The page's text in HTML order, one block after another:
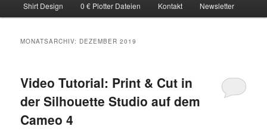
Shirt Design 0 € Plotter Dateien Kontakt Newsletter
MONATSARCHIV: DEZEMBER 2019
Video Tutorial: Print & Cut in
der Silhouette Studio auf dem
Cameo 4